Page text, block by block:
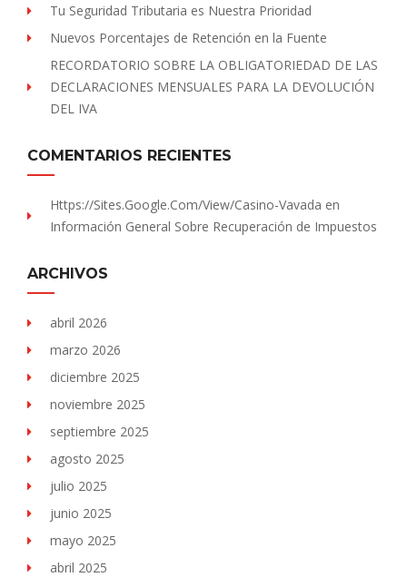
Tu Seguridad Tributaria es Nuestra Prioridad
Nuevos Porcentajes de Retención en la Fuente
RECORDATORIO SOBRE LA OBLIGATORIEDAD DE LAS
DECLARACIONES MENSUALES PARA LA DEVOLUCIÓN
DEL IVA
COMENTARIOS RECIENTES
Https://sites.Google.com/view/Casino-Vavada en
Información General Sobre Recuperación de Impuestos
ARCHIVOS
abril 2026
marzo 2026
diciembre 2025
noviembre 2025
septiembre 2025
agosto 2025
julio 2025
junio 2025
mayo 2025
abril 2025